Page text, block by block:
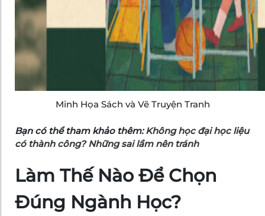
Minh Họa Sách và Vẽ Truyện Tranh
Bạn có thể tham khảo thêm:Không học đại học liệu
có thành công? Những sai lầm nên tránh
Làm Thế Nào Để Chọn
Đúng Ngành Học?